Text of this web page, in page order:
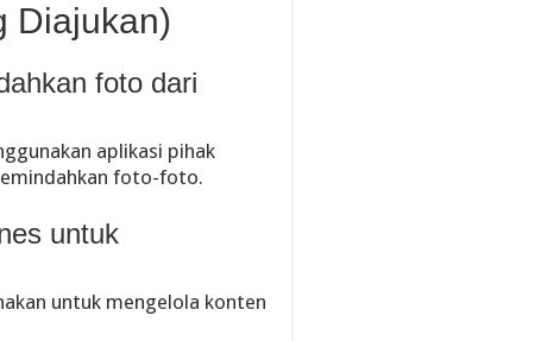
Diajukan)
foto dari
aplikasi pihak
foto-foto.
untuk
untuk mengelola konten